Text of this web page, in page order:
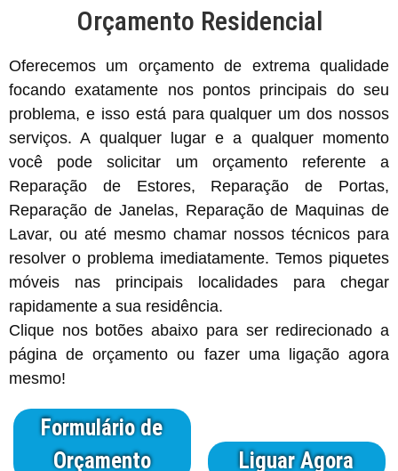
Orçamento Residencial
Oferecemos um orçamento de extrema qualidade
focando exatamente nos pontos principais do seu
problema, e isso está para qualquer um dos nossos
serviços. A qualquer lugar e a qualquer momento
você pode solicitar um orçamento referente a
Reparação de Estores, Reparação de Portas,
Reparação de Janelas, Reparação de Maquinas de
Lavar, ou até mesmo chamar nossos técnicos para
resolver o problema imediatamente. Temos piquetes
móveis nas principais localidades para chegar
rapidamente a sua residência.
Clique nos botões abaixo para ser redirecionado a
página de orçamento ou fazer uma ligação agora
mesmo!
Formulário de
Orçamento
Liguar Agora